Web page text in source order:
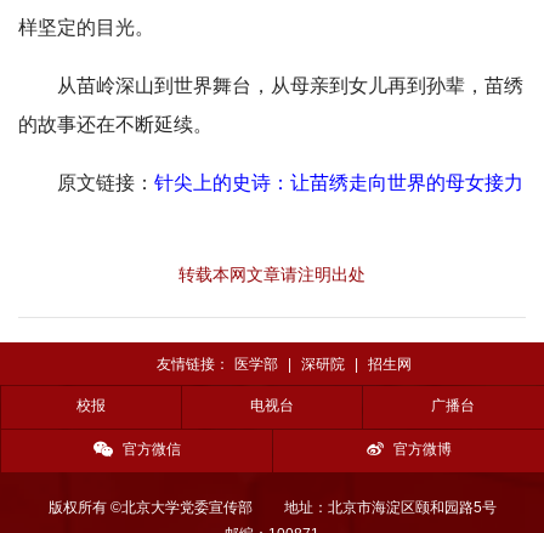
样坚定的目光。
从苗岭深山到世界舞台，从母亲到女儿再到孙辈，苗绣
的故事还在不断延续。
原文链接： 针尖上的史诗：让苗绣走向世界的母女接力
转载本网文章请注明出处
友情链接： 医学部 | 深研院 | 招生网
校报 电视台 广播台
官方微信 官方微博
版权所有 ©北京大学党委宣传部
地址：北京市海淀区颐和园路5号